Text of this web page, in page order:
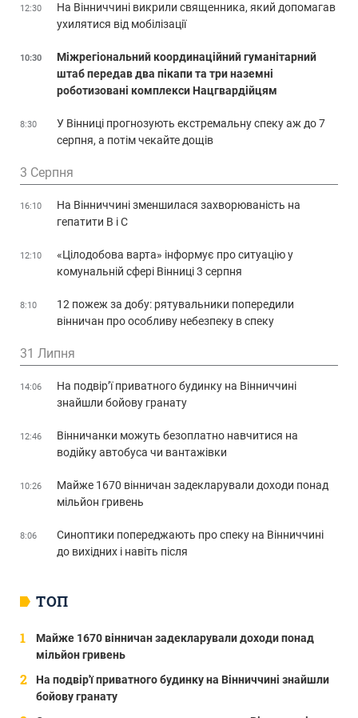
ТОП
Майже 1670 вінничан задекларували доходи понад
мільйон гривень
На подвір'ї приватного будинку на Вінниччині знайшли
бойову гранату
12:30
На Вінниччині викрили священника, який допомагав
ухилятися від мобілізації
10:30
Міжрегіональний координаційний гуманітарний
штаб передав два пікапи та три наземні
роботизовані комплекси Нацгвардійцям
8:30
У Вінниці прогнозують екстремальну спеку аж до 7
серпня, а потім чекайте дощів
3 Серпня
16:10
На Вінниччині зменшилася захворюваність на
гепатити В і С
12:10
«Цілодобова варта» інформує про ситуацію у
комунальній сфері Вінниці 3 серпня
8:10
12 пожеж за добу: рятувальники попередили
вінничан про особливу небезпеку в спеку
31 Липня
14:06
На подвір’ї приватного будинку на Вінниччині
знайшли бойову гранату
12:46
Вінничанки можуть безоплатно навчитися на
водійку автобуса чи вантажівки
10:26
Майже 1670 вінничан задекларували доходи понад
мільйон гривень
8:06
Синоптики попереджають про спеку на Вінниччині
до вихідних і навіть після